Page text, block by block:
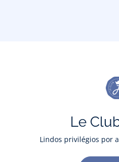
Le
Lindos privilégios por